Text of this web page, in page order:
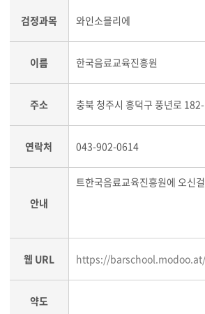
검정과목 와인소믈리에
이름 한국음료교육진흥원
주소 충북 청주시 흥덕구 풍년로
연락처 043-902-0614
안내
트한국음료교육진흥원에 오신
웹 URL https://barschool.modoo.at/
약도